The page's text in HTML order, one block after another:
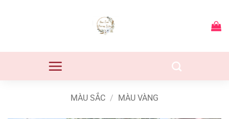
MÀU SẮC / MÀU VÀNG